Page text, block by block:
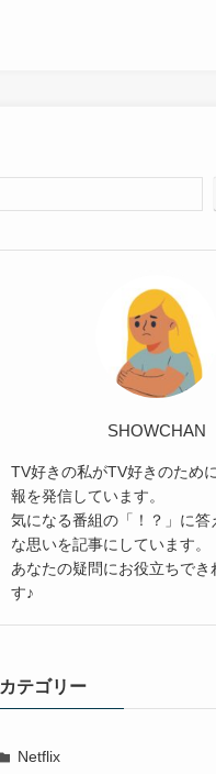
SHOWCHAN
TV好きの私がTV好きのため
報を発信しています。
気になる番組の「！？」に答
な思いを記事にしています。
あなたの疑問にお役立ちでき
す♪
カテゴリー
Netflix